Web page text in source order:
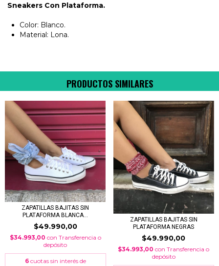
Sneakers Con Plataforma.
Color: Blanco.
Material: Lona.
PRODUCTOS SIMILARES
ZAPATILLAS BAJITAS SIN
PLATAFORMA BLANCA...
$49.990,00
$34.993,00 con Transferencia o
depósito
6 cuotas sin interés de
ZAPATILLAS BAJITAS SIN
PLATAFORMA NEGRAS
$49.990,00
$34.993,00con Transferencia o
depósito